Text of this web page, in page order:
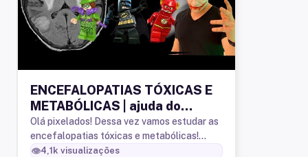
ENCEFALOPATIAS TÓXICAS E
METABÓLICAS | ajuda do
Coringa, Batman e Flash |
Abordagem radiológica | p1
Olá pixelados! Dessa vez vamos estudar as
encefalopatias tóxicas e metabólicas!
Como é um tema espinhoso pedimos ajuda
👁️4,1k visualizações